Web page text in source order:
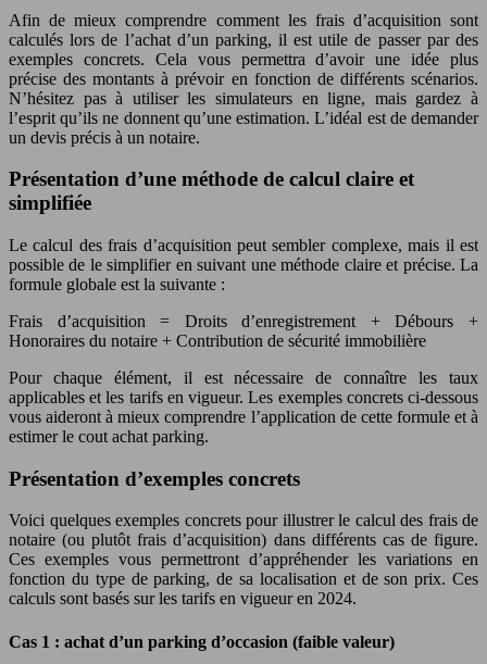
Afin de mieux comprendre comment les frais d’acquisition sont
calculés lors de l’achat d’un parking, il est utile de passer par des
exemples concrets. Cela vous permettra d’avoir une idée plus
précise des montants à prévoir en fonction de différents scénarios.
N’hésitez pas à utiliser les simulateurs en ligne, mais gardez à
l’esprit qu’ils ne donnent qu’une estimation. L’idéal est de demander
un devis précis à un notaire.
Présentation d’une méthode de calcul claire et
simplifiée
Le calcul des frais d’acquisition peut sembler complexe, mais il est
possible de le simplifier en suivant une méthode claire et précise. La
formule globale est la suivante :
Frais d’acquisition = Droits d’enregistrement + Débours +
Honoraires du notaire + Contribution de sécurité immobilière
Pour chaque élément, il est nécessaire de connaître les taux
applicables et les tarifs en vigueur. Les exemples concrets ci-dessous
vous aideront à mieux comprendre l’application de cette formule et à
estimer le cout achat parking.
Présentation d’exemples concrets
Voici quelques exemples concrets pour illustrer le calcul des frais de
notaire (ou plutôt frais d’acquisition) dans différents cas de figure.
Ces exemples vous permettront d’appréhender les variations en
fonction du type de parking, de sa localisation et de son prix. Ces
calculs sont basés sur les tarifs en vigueur en 2024.
Cas 1 : achat d’un parking d’occasion (faible valeur)